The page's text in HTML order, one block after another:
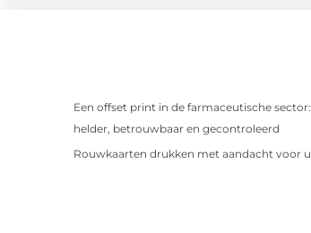
Een offset print in de farmaceutische sector:
helder, betrouwbaar en gecontroleerd
Rouwkaarten drukken met aandacht voor u